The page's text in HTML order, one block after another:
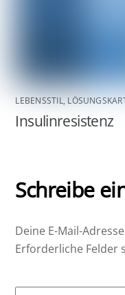
LEBENSSTIL,
Insulinresistenz
Schreibe
Deine E-Mail-
Erforderliche Felder